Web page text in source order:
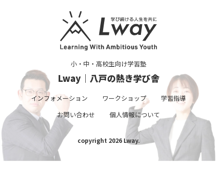
小・中・高校生向け学習塾
Lway｜八戸の熱き学び舎
インフォメーション ワークショップ
学習指導
お問い合わせ
個人情報について
copyright 2026 Lway.